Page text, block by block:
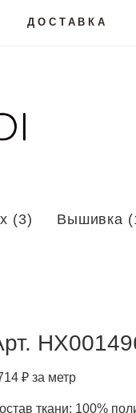
ДОСТАВКА
(3) Вышивка
₽ за метр
ткани: 100%